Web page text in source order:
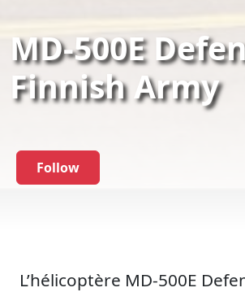
MD-500E
Finnish Army
Follow
L’hélicoptère MD-500E